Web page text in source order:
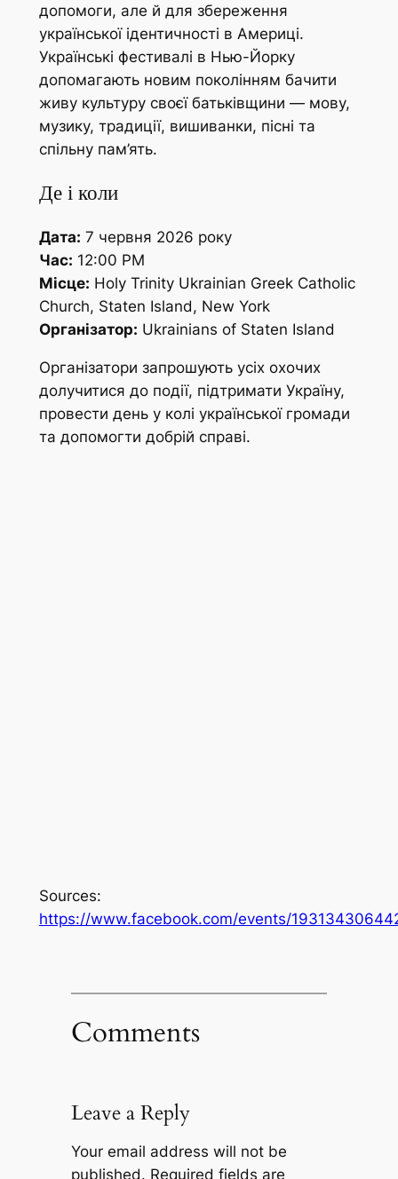
допомоги, але й для збереження
української ідентичності в Америці.
Українські фестивалі в Нью-Йорку
допомагають новим поколінням бачити
живу культуру своєї батьківщини — мову,
музику, традиції, вишиванки, пісні та
спільну пам’ять.
Де і коли
Дата: 7 червня 2026 року
Час: 12:00 PM
Місце: Holy Trinity Ukrainian Greek Catholic
Church, Staten Island, New York
Організатор: Ukrainians of Staten Island
Організатори запрошують усіх охочих
долучитися до події, підтримати Україну,
провести день у колі української громади
та допомогти добрій справі.
Sources:
https://www.facebook.com/events/
Comments
Leave a Reply
Your email address will not be
published. Required fields are